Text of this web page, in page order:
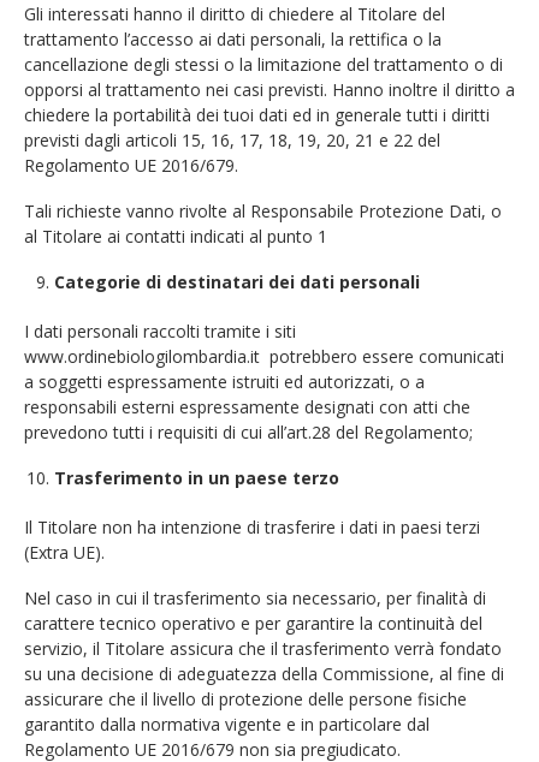
Gli interessati hanno il diritto di chiedere al Titolare del
trattamento l’accesso ai dati personali, la rettifica o la
cancellazione degli stessi o la limitazione del trattamento o di
opporsi al trattamento nei casi previsti. Hanno inoltre il diritto a
chiedere la portabilità dei tuoi dati ed in generale tutti i diritti
previsti dagli articoli 15, 16, 17, 18, 19, 20, 21 e 22 del
Regolamento UE 2016/679.
Tali richieste vanno rivolte al Responsabile Protezione Dati, o
al Titolare ai contatti indicati al punto 1
Categorie di destinatari dei dati personali
I dati personali raccolti tramite i siti
www.ordinebiologilombardia.it potrebbero essere comunicati
a soggetti espressamente istruiti ed autorizzati, o a
responsabili esterni espressamente designati con atti che
prevedono tutti i requisiti di cui all’art.28 del Regolamento;
Trasferimento in un paese terzo
Il Titolare non ha intenzione di trasferire i dati in paesi terzi
(Extra UE).
Nel caso in cui il trasferimento sia necessario, per finalità di
carattere tecnico operativo e per garantire la continuità del
servizio, il Titolare assicura che il trasferimento verrà fondato
su una decisione di adeguatezza della Commissione, al fine di
assicurare che il livello di protezione delle persone fisiche
garantito dalla normativa vigente e in particolare dal
Regolamento UE 2016/679 non sia pregiudicato.